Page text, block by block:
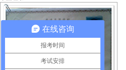
在线咨询
报考时间
考试安排